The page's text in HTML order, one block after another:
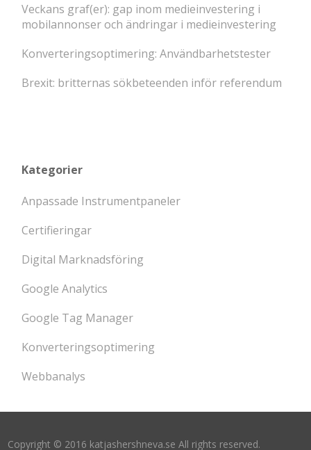
Veckans graf(er): gap inom medieinvestering i
mobilannonser och ändringar i medieinvestering
Konverteringsoptimering: Användbarhetstester
Brexit: britternas sökbeteenden inför referendum
Kategorier
Anpassade Instrumentpaneler
Certifieringar
Digital Marknadsföring
Google Analytics
Google Tag Manager
Konverteringsoptimering
Webbanalys
Copyright © 2016 katjashershneva.se All rights reserved.